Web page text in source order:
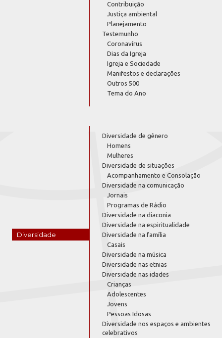
Contribuição
Justiça ambiental
Planejamento
Testemunho
Coronavírus
Dias da Igreja
Igreja e Sociedade
Manifestos e declarações
Outros 500
Tema do Ano
Diversidade
Diversidade de gênero
Homens
Mulheres
Diversidade de situações
Acompanhamento e Consolação
Diversidade na comunicação
Jornais
Programas de Rádio
Diversidade na diaconia
Diversidade na espiritualidade
Diversidade na família
Casais
Diversidade na música
Diversidade nas etnias
Diversidade nas idades
Crianças
Adolescentes
Jovens
Pessoas Idosas
Diversidade nos espaços e ambientes
celebrativos